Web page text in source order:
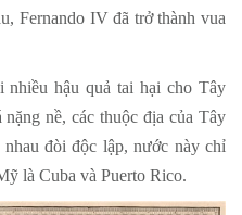
Fernando IV đã trở thành vua
nhiều hậu quả tai hại cho Tây
nề, các thuộc địa của Tây
đòi độc lập, nước này chỉ
là Cuba và Puerto Rico.